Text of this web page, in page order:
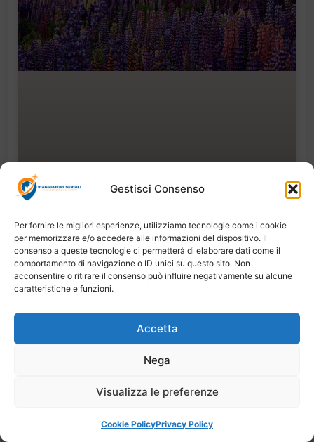
Gestisci Consenso
Per fornire le migliori esperienze, utilizziamo tecnologie come i cookie
per memorizzare e/o accedere alle informazioni del dispositivo. Il
consenso a queste tecnologie ci permetterà di elaborare dati come il
comportamento di navigazione o ID unici su questo sito. Non
acconsentire o ritirare il consenso può influire negativamente su alcune
caratteristiche e funzioni.
Accetta
Nega
Visualizza le preferenze
Cookie PolicyPrivacy Policy
Guida 2026: le migliori destinazioni di
turismo floreale da visitare
Aprile 24, 2026
1 3
Copyright © 2026 Viaggiatori Seriali | Powered by